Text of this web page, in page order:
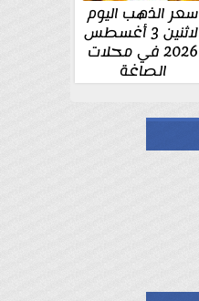
سعر الذهب اليوم
الاثنين 3 أغسطس
2026 في محلات
الصاغة